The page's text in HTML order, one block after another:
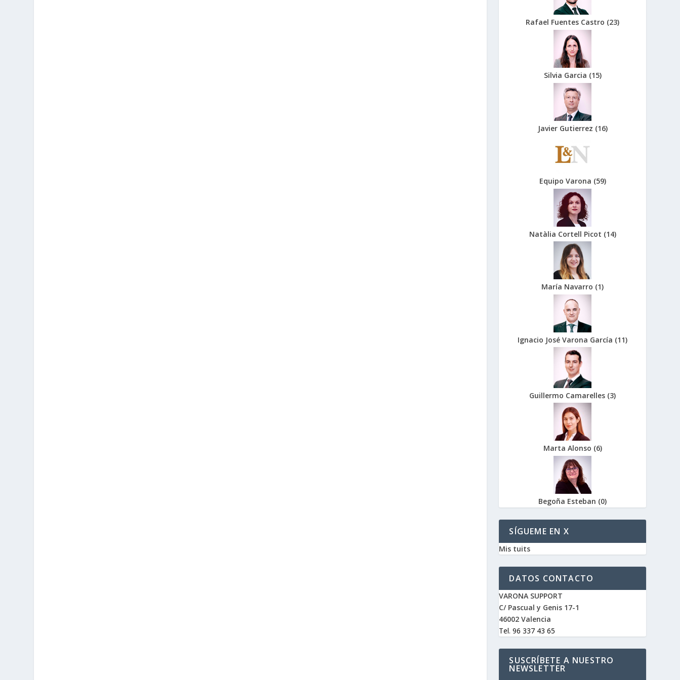
Rafael Fuentes Castro (23)
Silvia Garcia (15)
Javier Gutierrez (16)
Equipo Varona (59)
Natàlia Cortell Picot (14)
María Navarro (1)
Ignacio José Varona García (11)
Guillermo Camarelles (3)
Marta Alonso (6)
Begoña Esteban (0)
SÍGUEME EN X
Mis tuits
DATOS CONTACTO
VARONA SUPPORT
C/ Pascual y Genis 17-1
46002 Valencia
Tel. 96 337 43 65
SUSCRÍBETE A NUESTRO
NEWSLETTER